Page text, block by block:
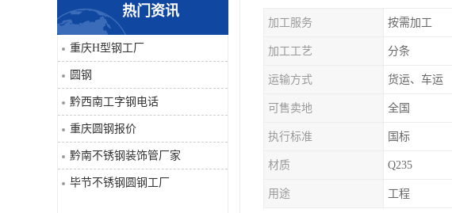
角钢
焊管
工字钢
H型钢
热门资讯
重庆H型钢工厂
圆钢
黔西南工字钢电话
重庆圆钢报价
黔南不锈钢装饰管厂家
毕节不锈钢圆钢工厂
加工服务 按需加工
加工工艺 分条
运输方式 货运、车运
可售卖地 全国
执行标准 国标
材质 Q235
用途 工程